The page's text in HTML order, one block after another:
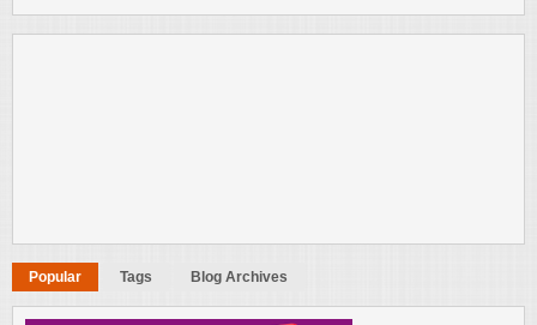
Popular Tags Blog Archives